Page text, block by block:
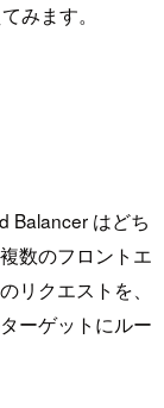
みます。
Balancer はどち
数のフロントエ
リクエストを、
ーゲットにルー